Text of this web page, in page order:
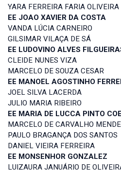
YARA FERREIRA FARIA OLIVEIRA
EE JOAO XAVIER DA COSTA
VANDA LÚCIA CARNEIRO
GILSIMAR VILAÇA DE SÁ
EE LUDOVINO ALVES
CLEIDE NUNES VIZA
MARCELO DE SOUZA CESAR
EE MANOEL AGOSTINHO
JOEL SILVA LACERDA
JULIO MARIA RIBEIRO
EE MARIA DE LUCCA PINTO
MARCELO DE CARVALHO
PAULO BRAGANÇA DOS SANTOS
DANIEL VIEIRA FERREIRA
EE MONSENHOR GONZALEZ
LUIZAURA JANUÁRIO DE